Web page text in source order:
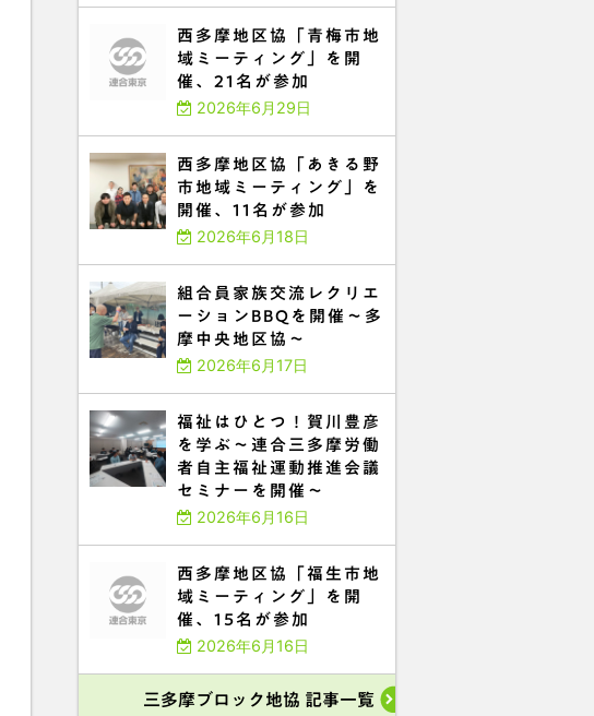
西多摩地区協「青梅市地
域ミーティング」を開
催、21名が参加
2026年6月29日
西多摩地区協「あきる野
市地域ミーティング」を
開催、11名が参加
2026年6月18日
組合員家族交流レクリエ
ーションBBQを開催～多
摩中央地区協～
2026年6月17日
福祉はひとつ！賀川豊彦
を学ぶ～連合三多摩労働
者自主福祉運動推進会議
セミナーを開催～
2026年6月16日
西多摩地区協「福生市地
域ミーティング」を開
催、15名が参加
2026年6月16日
三多摩ブロック地協 記事一覧